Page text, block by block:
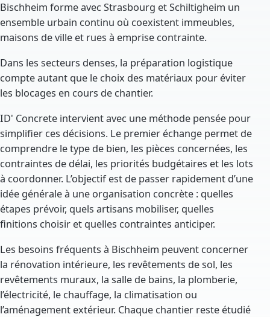
Bischheim forme avec Strasbourg et Schiltigheim un
ensemble urbain continu où coexistent immeubles,
maisons de ville et rues à emprise contrainte.
Dans les secteurs denses, la préparation logistique
compte autant que le choix des matériaux pour éviter
les blocages en cours de chantier.
ID' Concrete intervient avec une méthode pensée pour
simplifier ces décisions. Le premier échange permet de
comprendre le type de bien, les pièces concernées, les
contraintes de délai, les priorités budgétaires et les lots
à coordonner. L’objectif est de passer rapidement d’une
idée générale à une organisation concrète : quelles
étapes prévoir, quels artisans mobiliser, quelles
finitions choisir et quelles contraintes anticiper.
Les besoins fréquents à Bischheim peuvent concerner
la rénovation intérieure, les revêtements de sol, les
revêtements muraux, la salle de bains, la plomberie,
l’électricité, le chauffage, la climatisation ou
l’aménagement extérieur. Chaque chantier reste étudié